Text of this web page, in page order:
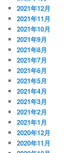
2021年12月
2021年11月
2021年10月
2021年9月
2021年8月
2021年7月
2021年6月
2021年5月
2021年4月
2021年3月
2021年2月
2021年1月
2020年12月
2020年11月